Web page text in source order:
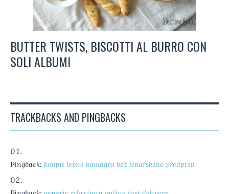
BUTTER TWISTS, BISCOTTI AL BURRO CON
SOLI ALBUMI
TRACKBACKS AND PINGBACKS
Pingback: koupit levné kamagra bez lékařského předpisu